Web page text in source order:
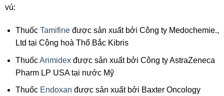
vú:
Thuốc Tamifineđược sản xuất bởi Công ty Medochemie.,
Ltd tại Cộng hoà Thổ Bắc Kibris
ThuốcArimidexđược sản xuất bởi Công ty AstraZeneca
Pharm LP USA tại nước Mỹ
Thuốc Endoxan được sản xuất bởi Baxter Oncology